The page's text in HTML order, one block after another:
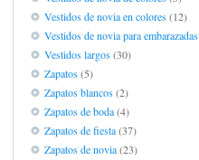
Vestidos de novia en colores(12)
Vestidos de novia para embarazadas
Vestidos largos(30)
Zapatos(5)
Zapatos blancos(2)
Zapatos de boda(4)
Zapatos de fiesta(37)
Zapatos de novia(23)